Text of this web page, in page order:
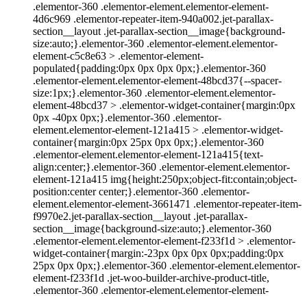
.elementor-360 .elementor-element.elementor-element-
4d6c969 .elementor-repeater-item-940a002.jet-parallax-
section__layout .jet-parallax-section__image{background-
size:auto;}.elementor-360 .elementor-element.elementor-
element-c5c8e63 > .elementor-element-
populated{padding:0px 0px 0px 0px;}.elementor-360
.elementor-element.elementor-element-48bcd37{--spacer-
size:1px;}.elementor-360 .elementor-element.elementor-
element-48bcd37 > .elementor-widget-container{margin:0px
0px -40px 0px;}.elementor-360 .elementor-
element.elementor-element-121a415 > .elementor-widget-
container{margin:0px 25px 0px 0px;}.elementor-360
.elementor-element.elementor-element-121a415{text-
align:center;}.elementor-360 .elementor-element.elementor-
element-121a415 img{height:250px;object-fit:contain;object-
position:center center;}.elementor-360 .elementor-
element.elementor-element-3661471 .elementor-repeater-item-
f9970e2.jet-parallax-section__layout .jet-parallax-
section__image{background-size:auto;}.elementor-360
.elementor-element.elementor-element-f233f1d > .elementor-
widget-container{margin:-23px 0px 0px 0px;padding:0px
25px 0px 0px;}.elementor-360 .elementor-element.elementor-
element-f233f1d .jet-woo-builder-archive-product-title,
.elementor-360 .elementor-element.elementor-element-